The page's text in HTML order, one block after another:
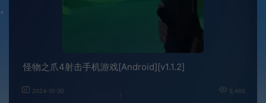
怪物之爪4射击手机游戏[Android][v1.1.2]
2024-10-30 5,465